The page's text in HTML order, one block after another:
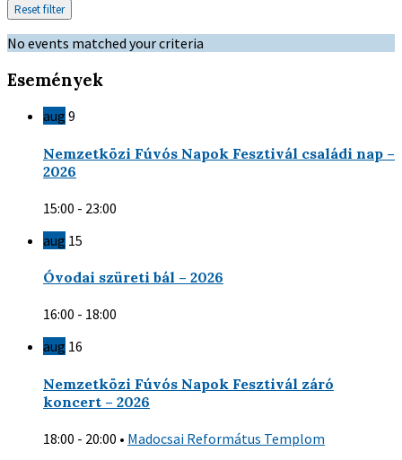
Reset filter
No events matched your criteria
Események
aug 9
Nemzetközi Fúvós Napok Fesztivál családi nap –
2026
15:00 - 23:00
aug 15
Óvodai szüreti bál – 2026
16:00 - 18:00
aug 16
Nemzetközi Fúvós Napok Fesztivál záró
koncert – 2026
18:00 - 20:00 • Madocsai Református Templom